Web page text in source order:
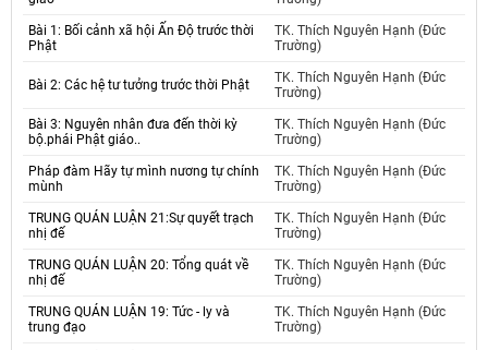
Bài 1: Bối cảnh xã hội Ấn Độ trước thời
Phật
TK. Thích Nguyên Hạnh (Đức
Trường)
Bài 2: Các hệ tư tưởng trước thời Phật
TK. Thích Nguyên Hạnh (Đức
Trường)
Bài 3: Nguyên nhân đưa đến thời kỳ
bộ.phái Phật giáo..
TK. Thích Nguyên Hạnh (Đức
Trường)
Pháp đàm Hãy tự mình nương tự chính
mùnh
TK. Thích Nguyên Hạnh (Đức
Trường)
TRUNG QUÁN LUẬN 21:Sự quyết trạch
nhị đế
TK. Thích Nguyên Hạnh (Đức
Trường)
TRUNG QUÁN LUẬN 20: Tổng quát về
nhị đế
TK. Thích Nguyên Hạnh (Đức
Trường)
TRUNG QUÁN LUẬN 19: Tức - ly và
trung đạo
TK. Thích Nguyên Hạnh (Đức
Trường)